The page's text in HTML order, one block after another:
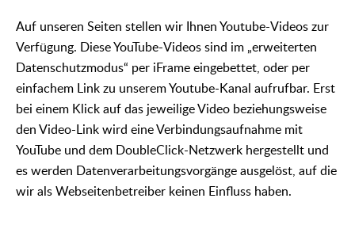
Auf unseren Seiten stellen wir Ihnen Youtube-Videos zur
Verfügung. Diese YouTube-Videos sind im „erweiterten
Datenschutzmodus“ per iFrame eingebettet, oder per
einfachem Link zu unserem Youtube-Kanal aufrufbar. Erst
bei einem Klick auf das jeweilige Video beziehungsweise
den Video-Link wird eine Verbindungsaufnahme mit
YouTube und dem DoubleClick-Netzwerk hergestellt und
es werden Datenverarbeitungsvorgänge ausgelöst, auf die
wir als Webseitenbetreiber keinen Einfluss haben.